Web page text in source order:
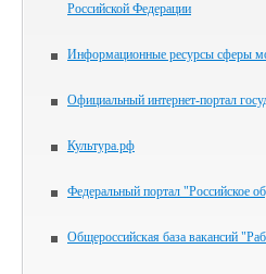
Российской Федерации
Информационные ресурсы сферы
Официальный интернет-портал
Культура.рф
Федеральный портал "Российское
Общероссийская база вакансий